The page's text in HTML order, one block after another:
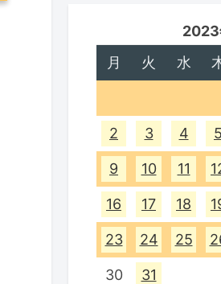
2023
月
火 水
2 3 4 5
9 10 11
16 17 18
23 24 25
30 31